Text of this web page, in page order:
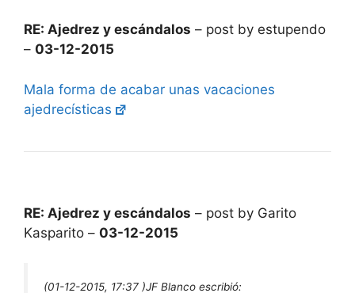
RE: Ajedrez y escándalos – post by estupendo
– 03-12-2015
Mala forma de acabar unas vacaciones
ajedrecísticas
RE: Ajedrez y escándalos – post by Garito
Kasparito – 03-12-2015
(01-12-2015, 17:37 )JF Blanco escribió: